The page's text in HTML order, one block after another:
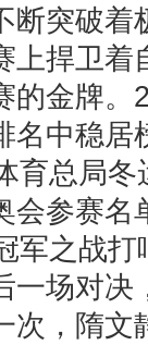
断突破着
上捍卫着
的金牌。
名中稳居
育总局
会参
军之战
一场对决
次，隋文